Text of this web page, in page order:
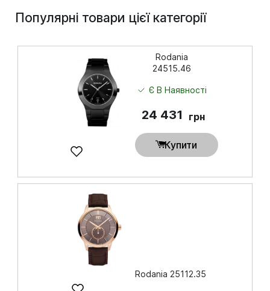
Популярні товари цієї категорії
Rodania
24515.46
Є В Наявності
24 431 грн
Купити
Rodania 25112.35